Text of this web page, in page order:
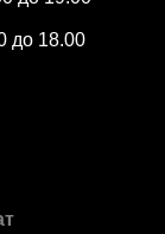
до 18.00